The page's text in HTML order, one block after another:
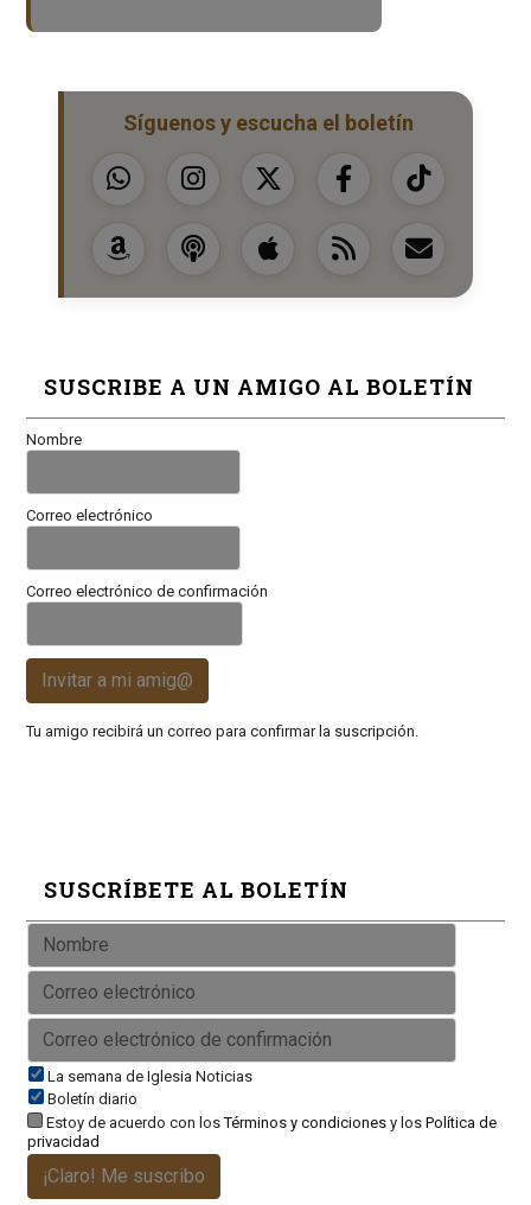
Síguenos y escucha el boletín
SUSCRIBE A UN AMIGO AL BOLETÍN
Nombre
Correo electrónico
Correo electrónico de confirmación
Invitar a mi amig@
Tu amigo recibirá un correo para confirmar la suscripción.
SUSCRÍBETE AL BOLETÍN
La semana de Iglesia Noticias
Boletín diario
Estoy de acuerdo con losTérminos y condicionesy los Política de
privacidad
¡Claro! Me suscribo